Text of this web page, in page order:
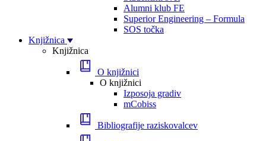
Alumni klub FE
Superior Engineering – Formula
SOS točka
Knjižnica
Knjižnica
O knjižnici
O knjižnici
Izposoja gradiv
mCobiss
Bibliografije raziskovalcev